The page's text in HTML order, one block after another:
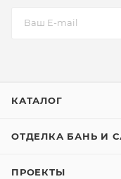
КАТАЛОГ
ОТДЕЛКА БАНЬ И
ПРОЕКТЫ